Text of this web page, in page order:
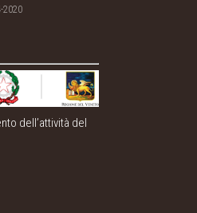
2020
dell’attività del